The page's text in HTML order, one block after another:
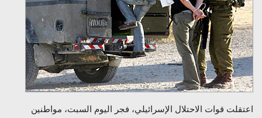
اعتقلت قوات الاحتلال الإسرائيلي، فجر اليوم السبت، مواطنين